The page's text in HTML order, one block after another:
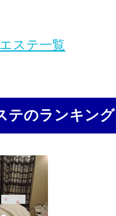
ステ一覧
テのランキング